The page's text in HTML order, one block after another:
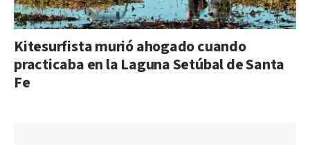
Kitesurfista murió ahogado cuando
practicaba en la Laguna Setúbal de Santa
Fe